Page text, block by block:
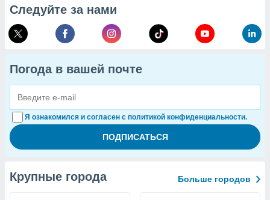
Следуйте за нами
Погода в вашей почте
Я ознакомился и согласен с политикой конфиденциальности.
Крупные города Больше городов